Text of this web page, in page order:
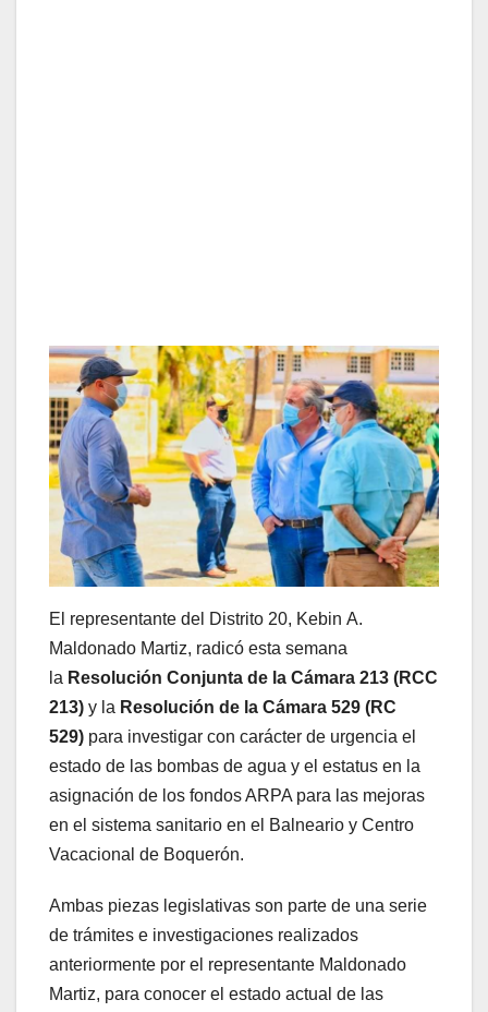
El representante del Distrito 20, Kebin A.
Maldonado Martiz, radicó esta semana
la Resolución Conjunta de la Cámara 213 (RCC
213) y la Resolución de la Cámara 529 (RC
529) para investigar con carácter de urgencia el
estado de las bombas de agua y el estatus en la
asignación de los fondos ARPA para las mejoras
en el sistema sanitario en el Balneario y Centro
Vacacional de Boquerón.
Ambas piezas legislativas son parte de una serie
de trámites e investigaciones realizados
anteriormente por el representante Maldonado
Martiz, para conocer el estado actual de las